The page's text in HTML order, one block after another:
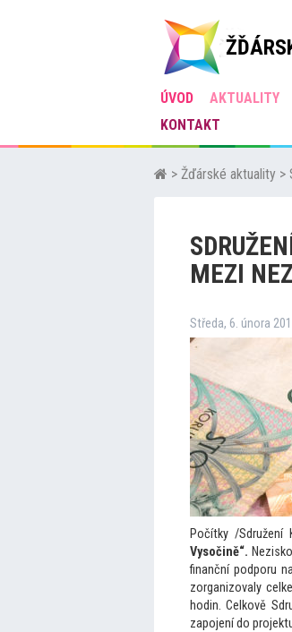
ÚVOD AKTUALITY
KONTAKT
> Žďárské aktuality >
MEZI
Středa, 6. února
Počítky /
Vysočině“.
finanční podporu
zorganizovaly
hodin. Celkově
zapojení do